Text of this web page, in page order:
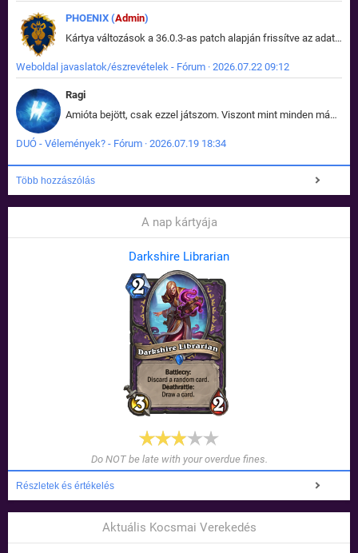
PHOENIX (Admin)
Kártya változások a 36.0.3-as patch alapján frissítve az adatbázisban (képek is cserélve).
Weboldal javaslatok/észrevételek - Fórum · 2026.07.22 09:12
Ragi
Amióta bejött, csak ezzel játszom. Viszont mint minden más - akár az alapjáték is, ez is baromira összetett lett. Néha már pár kör után is esélytelen az egész. Vagy irreállisan túltápol valaki, vagy lelép a partner, vagy csak hülye mint a segg. És amikor eljönne az én időm, na akkor jön el mindenki másé is. Engem jobban érdekelne, hogy ki milyen ratingen szokott játszani. Na ez lenne egy érdekes adat.
DUÓ - Vélemények? - Fórum · 2026.07.19 18:34
Több hozzászólás
A nap kártyája
Darkshire Librarian
Do NOT be late with your overdue fines.
Részletek és értékelés
Aktuális Kocsmai Verekedés